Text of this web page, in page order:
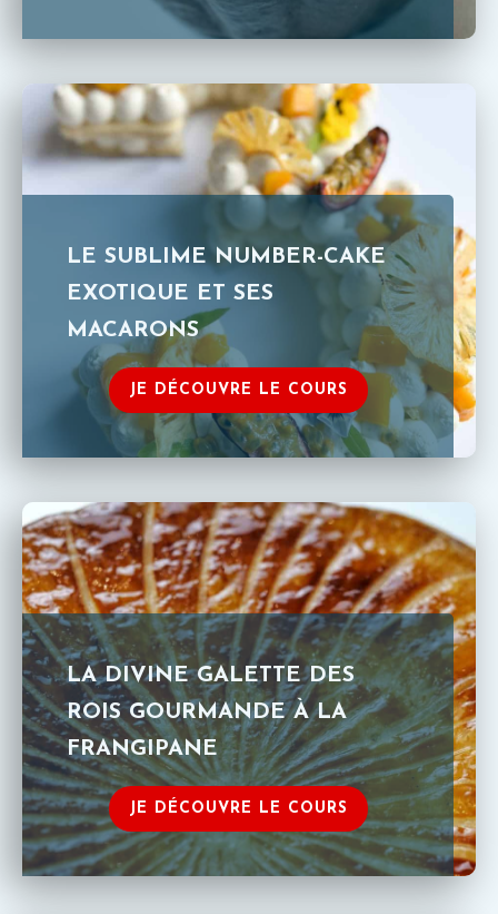
LE SUBLIME NUMBER-CAKE
EXOTIQUE ET SES
MACARONS
JE DÉCOUVRE LE COURS
LA DIVINE GALETTE DES
ROIS GOURMANDE À LA
FRANGIPANE
JE DÉCOUVRE LE COURS